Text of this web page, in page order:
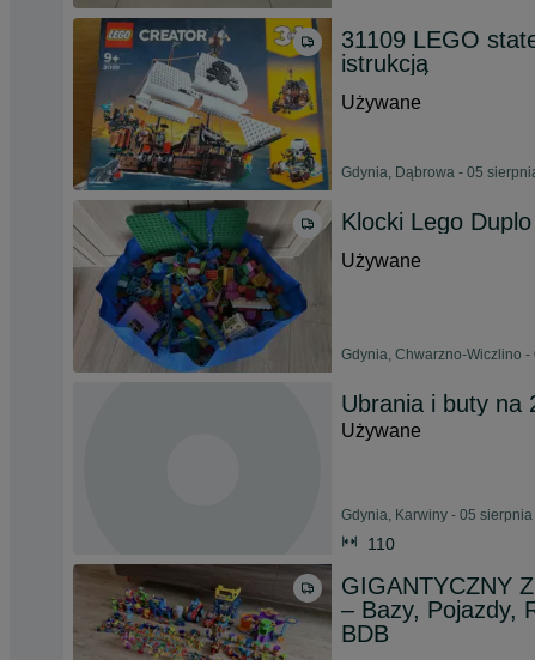
31109 LEGO
istrukcją
Używane
Gdynia, Dąbrowa - 05
Klocki Lego
Używane
Gdynia, Chwarzno-Wiczlino
Ubrania i buty na
Używane
Gdynia, Karwiny - 05
110
GIGANTYCZNY
– Bazy, Pojazdy,
BDB